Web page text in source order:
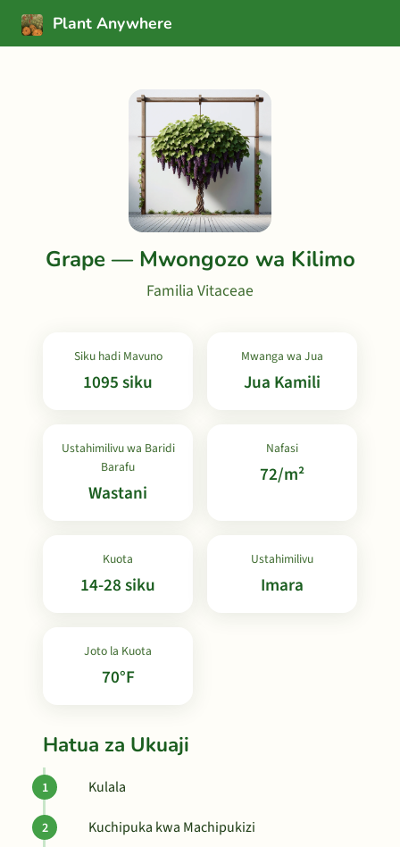
Plant Anywhere
Grape — Mwongozo wa Kilimo
Familia Vitaceae
Siku hadi Mavuno
1095 siku
Mwanga wa Jua
Jua Kamili
Ustahimilivu wa Baridi
Barafu
Wastani
Nafasi
72/m²
Kuota
14-28 siku
Ustahimilivu
Imara
Joto la Kuota
70°F
Hatua za Ukuaji
Kulala
Kuchipuka kwa Machipukizi